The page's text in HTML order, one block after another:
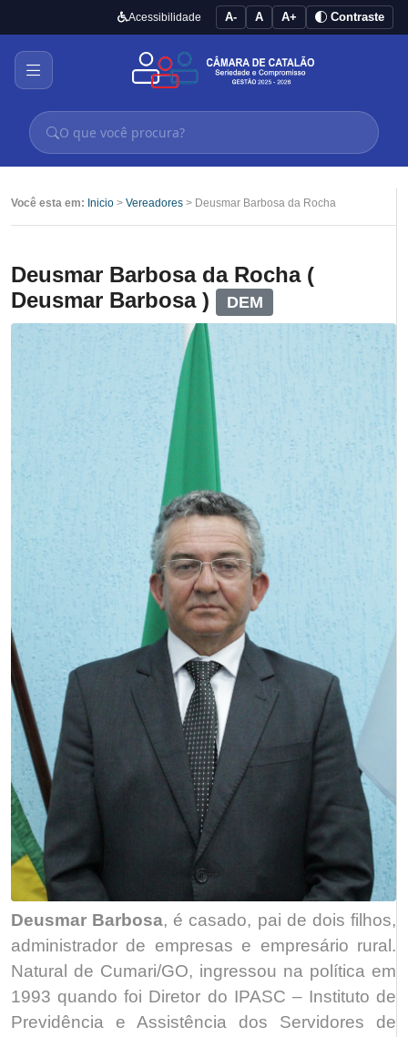
Acessibilidade A- A A+ Contraste
Você esta em: Inicio > Vereadores > Deusmar Barbosa da Rocha
Deusmar Barbosa da Rocha (
Deusmar Barbosa )
DEM
Deusmar Barbosa, é casado, pai de dois filhos,
administrador de empresas e empresário rural.
Natural de Cumari/GO, ingressou na política em
1993 quando foi Diretor do IPASC – Instituto de
Previdência e Assistência dos Servidores de